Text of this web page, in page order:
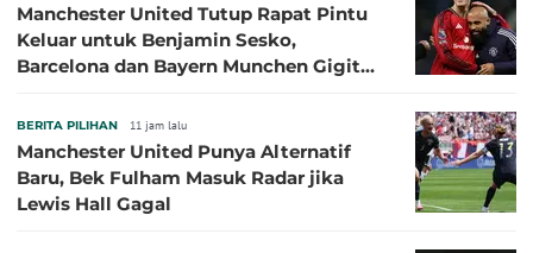
Manchester United Tutup Rapat Pintu
Keluar untuk Benjamin Sesko,
Barcelona dan Bayern Munchen Gigit
BERITA PILIHAN 11 jam lalu
Manchester United Punya Alternatif
Baru, Bek Fulham Masuk Radar jika
Lewis Hall Gagal